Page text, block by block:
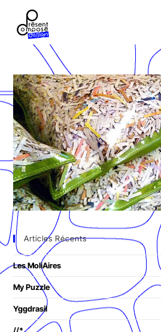
Articles Récents
Les MoliAires
My Puzzle
Yggdrasil
//*